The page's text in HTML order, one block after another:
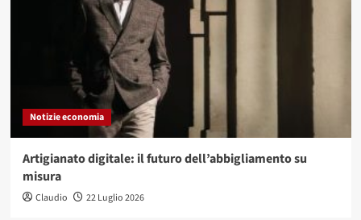
Notizie economia
Artigianato digitale: il futuro dell’abbigliamento su
misura
Claudio 22 Luglio 2026